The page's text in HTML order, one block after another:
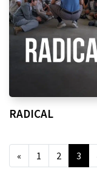
RADICAL
« 1 2 3